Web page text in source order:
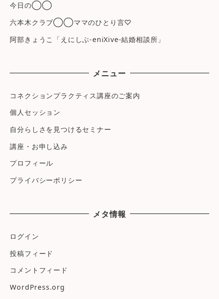
今日の◯◯
六本木クラブ◯◯ママのひとり言♡
阿部きょうこ「えにしぶ-eniXive-結婚相談所」
メニュー
コネクションプラクティス講座のご案内
個人セッション
自分らしさを見つけるセミナー
講座・お申し込み
プロフィール
プライバシーポリシー
メタ情報
ログイン
投稿フィード
コメントフィード
WordPress.org